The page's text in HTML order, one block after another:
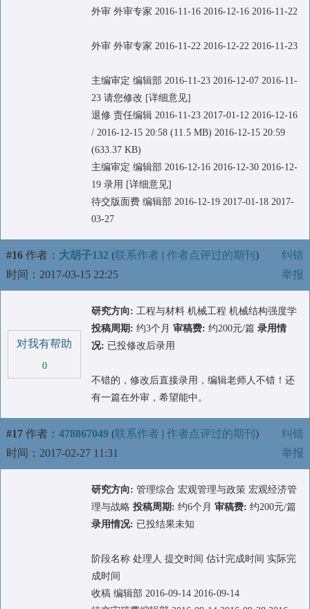
外审 外审专家 2016-11-16 2016-12-16 2016-11-22
外审 外审专家 2016-11-22 2016-12-22 2016-11-23
主编审定 编辑部 2016-11-23 2016-12-07 2016-11-
23 请您修改 [详细意见]
退修 责任编辑 2016-11-23 2017-01-12 2016-12-16
/ 2016-12-15 20:58 (11.5 MB) 2016-12-15 20:59
(633.37 KB)
主编审定 编辑部 2016-12-16 2016-12-30 2016-12-
19 录用 [详细意见]
待交版面费 编辑部 2016-12-19 2017-01-18 2017-
03-27
#16 作者： 大胡子132 (联系作者 | 作者点评过的期刊 )
时间：2017-03-15 22:25
纠错
举报
对我有帮助
0
研究方向: 工程与材料 机械工程 机械结构强度学
投稿周期: 约3个月 审稿费: 约200元/篇 录用情
况: 已投修改后录用
不错的，修改后直接录用，编辑老师人不错！还
有一篇在外审，希望能中。
#17 作者： 478867049 (联系作者 | 作者点评过的期刊 )
时间：2017-02-27 11:31
纠错
举报
研究方向: 管理综合 宏观管理与政策 宏观经济管
理与战略 投稿周期: 约6个月 审稿费: 约200元/篇
录用情况: 已投结果未知
阶段名称 处理人 提交时间 估计完成时间 实际完
成时间
收稿 编辑部 2016-09-14 2016-09-14